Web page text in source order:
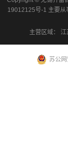
19012125号-1 主要从
主营区域： 江
苏公